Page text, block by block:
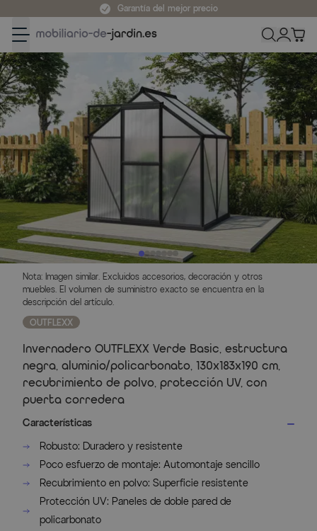
Garantía del mejor precio
Nota: Imagen similar. Excluidos accesorios, decoración y otros
muebles. El volumen de suministro exacto se encuentra en la
descripción del artículo.
OUTFLEXX
Invernadero OUTFLEXX Verde Basic, estructura
negra, aluminio/policarbonato, 130x183x190 cm,
recubrimiento de polvo, protección UV, con
puerta corredera
Características
Robusto: Duradero y resistente
Poco esfuerzo de montaje: Automontaje sencillo
Recubrimiento en polvo: Superficie resistente
Protección UV: Paneles de doble pared de
policarbonato